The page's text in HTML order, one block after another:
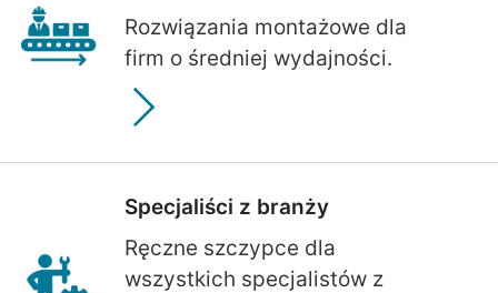
Rozwiązania montażowe dla
firm o średniej wydajności.
Specjaliści z branży
Ręczne szczypce dla
wszystkich specjalistów z